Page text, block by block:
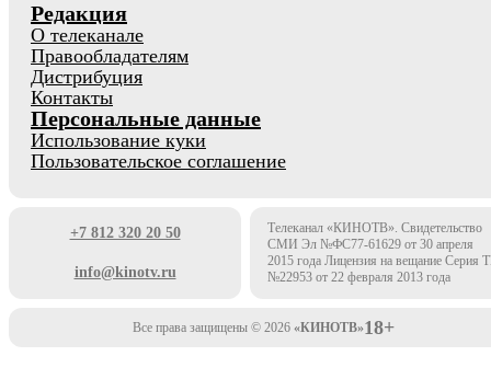
Редакция
О телеканале
Правообладателям
Дистрибуция
Контакты
Персональные данные
Использование куки
Пользовательское соглашение
+7 812 320 20 50
info@kinotv.ru
Телеканал «КИНОТВ». Свидетельство
СМИ Эл №ФС77-61629 от 30 апреля
2015 года Лицензия на вещание Серия
№22953 от 22 февраля 2013 года
Все права защищены © 2026 «КИНОТВ»18+